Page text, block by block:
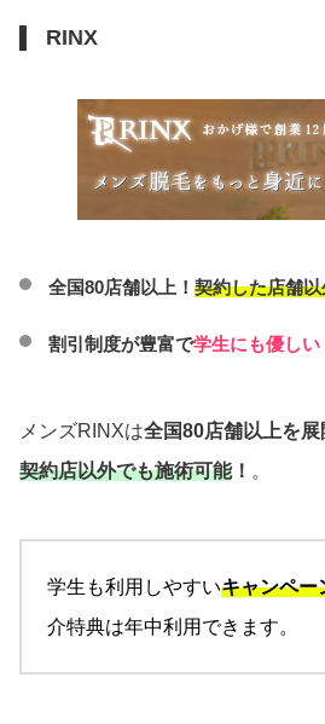
RINX
全国80店舗以上！ 契約した店舗
割引制度が豊富で学生にも優しい
メンズRINXは全国80店舗以上を展
契約店以外でも施術可能！ 。
学生も利用しやすいキャンペー
介特典は年中利用できます。